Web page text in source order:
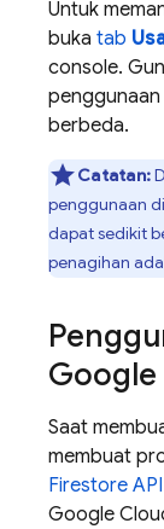
Untuk
buka tab
console.
penggunaan
berbeda.
Catatan:
penggunaan
dapat sedikit
penagihan
Google
Saat
membuat
Firestore
Google